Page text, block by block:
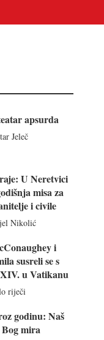
apsurda
Jeleč
U Neretvici
misa za
i civile
Nikolić
i
susreli se s
u Vatikanu
riječi
godinu: Naš
mira